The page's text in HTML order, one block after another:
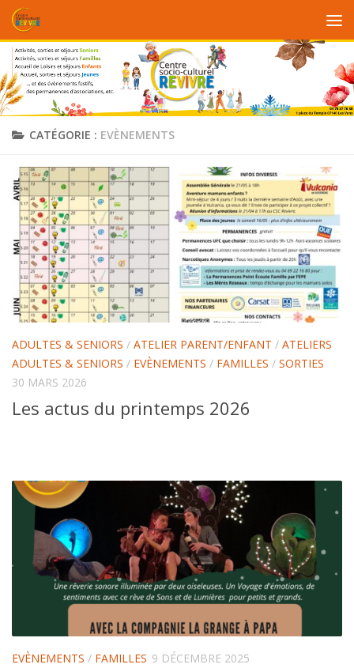
Au dessous du contenu
CATÉGORIE : EVÈNEMENTS
ADULTES & SENIORS / ATELIER PARENT/ENFANT / ATELIERS
ADULTES & SENIORS / EVÈNEMENTS / FAMILLES / SORTIES
30 MARS 2026
Les actus du printemps 2026
EVÈNEMENTS / FAMILLES 9 DÉCEMBRE 2025